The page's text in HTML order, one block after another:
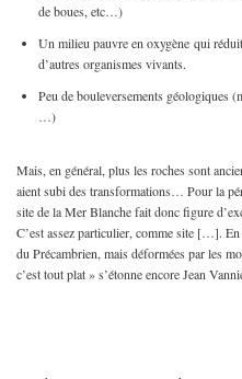
de boues, etc…)
Un milieu pauvre en oxygène qui
d’autres organismes vivants.
Peu de bouleversements géologiques
…)
Mais, en général, plus les roches sont
aient subi des transformations… Pour la
site de la Mer Blanche fait donc figure
C’est assez particulier, comme site […].
du Précambrien, mais déformées par les
c’est tout plat » s’étonne encore Jean